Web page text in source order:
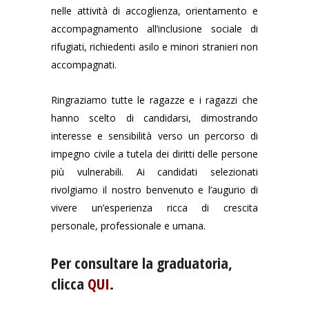
nelle attività di accoglienza, orientamento e
accompagnamento all’inclusione sociale di
rifugiati, richiedenti asilo e minori stranieri non
accompagnati.
Ringraziamo tutte le ragazze e i ragazzi che
hanno scelto di candidarsi, dimostrando
interesse e sensibilità verso un percorso di
impegno civile a tutela dei diritti delle persone
più vulnerabili. Ai candidati selezionati
rivolgiamo il nostro benvenuto e l’augurio di
vivere un’esperienza ricca di crescita
personale, professionale e umana.
Per consultare la graduatoria,
clicca QUI.